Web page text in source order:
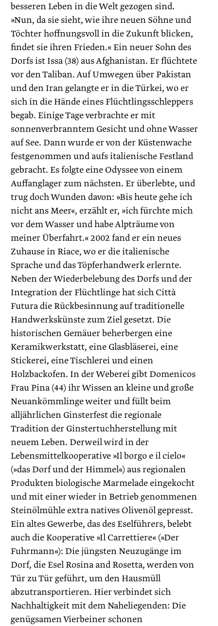
besseren Leben in die Welt gezogen sind.
»Nun, da sie sieht, wie ihre neuen Söhne und
Töchter hoffnungsvoll in die Zukunft blicken,
findet sie ihren Frieden.« Ein neuer Sohn des
Dorfs ist Issa (38) aus Afghanistan. Er flüchtete
vor den Taliban. Auf Umwegen über Pakistan
und den Iran gelangte er in die Türkei, wo er
sich in die Hände eines Flüchtlingsschleppers
begab. Einige Tage verbrachte er mit
sonnenverbranntem Gesicht und ohne Wasser
auf See. Dann wurde er von der Küstenwache
festgenommen und aufs italienische Festland
gebracht. Es folgte eine Odyssee von einem
Auffanglager zum nächsten. Er überlebte, und
trug doch Wunden davon: »Bis heute gehe ich
nicht ans Meer«, erzählt er, »ich fürchte mich
vor dem Wasser und habe Alpträume von
meiner Überfahrt.« 2002 fand er ein neues
Zuhause in Riace, wo er die italienische
Sprache und das Töpferhandwerk erlernte.
Neben der Wiederbelebung des Dorfs und der
Integration der Flüchtlinge hat sich Città
Futura die Rückbesinnung auf traditio­nelle
Handwerkskünste zum Ziel gesetzt. Die
historischen ­Gemäuer beherbergen eine
Keramikwerkstatt, eine Glasbläserei, eine
Stickerei, eine Tischlerei und einen
Holzbackofen. In der Weberei gibt Domenicos
Frau Pina (44) ihr Wissen an kleine und große
Neuankömmlinge weiter und füllt beim
alljährlichen Ginsterfest die regionale
Tradition der Ginstertuchherstellung mit
neuem Leben. Derweil wird in der
Lebensmittelkooperative »Il borgo e il cielo«
(»das Dorf und der Himmel«) aus regionalen
Produkten biologische Marmelade eingekocht
und mit einer wieder in Betrieb genommenen
Steinölmühle extra natives Olivenöl gepresst.
Ein altes Gewerbe, das des Eselführers, belebt
auch die Kooperative »Il Carrettiere« (»Der
Fuhrmann«): Die jüngsten Neuzugänge im
Dorf, die Esel Rosina and Rosetta, werden von
Tür zu Tür geführt, um den Hausmüll
abzutransportieren. Hier verbindet sich
Nachhaltigkeit mit dem Naheliegenden: Die
genügsamen Vierbeiner schonen